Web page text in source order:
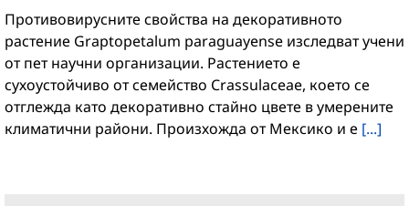
Противовирусните свойства на декоративното
растение Graptopetalum paraguayense изследват учени
от пет научни организации. Растението е
сухоустойчиво от семейство Crassulaceae, което се
отглежда като декоративно стайно цвете в умерените
климатични райони. Произхожда от Мексико и е [...]